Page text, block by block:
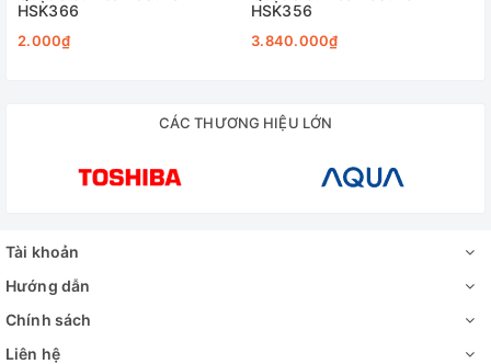
HSK366
2.000₫
HSK356
3.840.000₫
CÁC THƯƠNG HIỆU LỚN
Tài khoản
Hướng dẫn
Chính sách
Liên hệ